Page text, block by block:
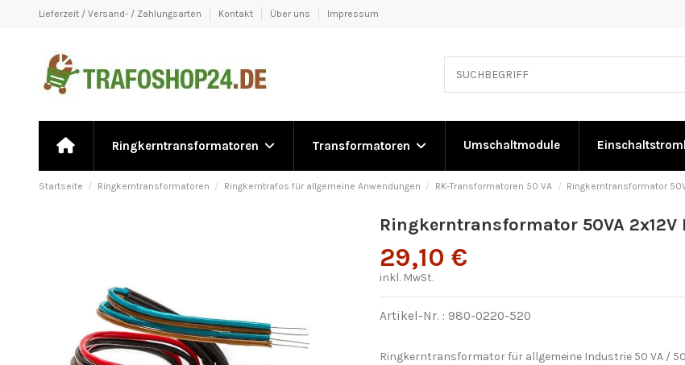
Lieferzeit / Versand- / Zahlungsarten Kontakt Über uns Impressum
Ringkerntransformatoren Transformatoren Umschaltmodule
Startseite Ringkerntransformatoren Ringkerntrafos für allgemeine Anwendungen RK-Transformatoren 50 VA Ringkerntransformator
Ringkerntransformator 50VA 2x12V
29,10 €
inkl. MwSt.
Artikel-Nr. : 980-0220-520
Ringkerntransformator für allgemeine Industrie 50 VA /